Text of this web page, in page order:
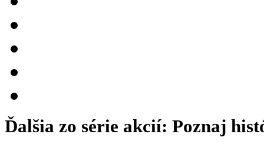
Ďalšia zo série akcií: Poznaj